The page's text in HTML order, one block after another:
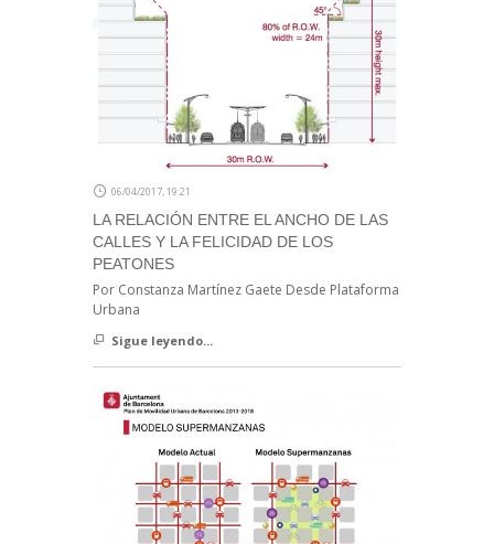
06/04/2017, 19:21
LA RELACIÓN ENTRE EL ANCHO DE LAS
CALLES Y LA FELICIDAD DE LOS
PEATONES
Por Constanza Martínez Gaete Desde Plataforma
Urbana
Sigue leyendo...